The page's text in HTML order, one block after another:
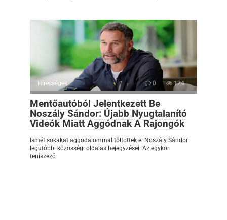
Hírességek 0 124
Mentőautóból Jelentkezett Be
Noszály Sándor: Újabb Nyugtalanító
Videók Miatt Aggódnak A Rajongók
Ismét sokakat aggodalommal töltöttek el Noszály Sándor
legutóbbi közösségi oldalas bejegyzései. Az egykori
teniszező